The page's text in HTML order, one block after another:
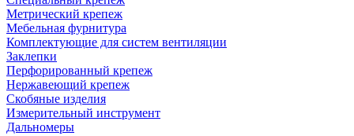
Метрический крепеж
Мебельная фурнитура
Комплектующие для систем вентиляции
Заклепки
Перфорированный крепеж
Нержавеющий крепеж
Скобяные изделия
Измерительный инструмент
Дальномеры